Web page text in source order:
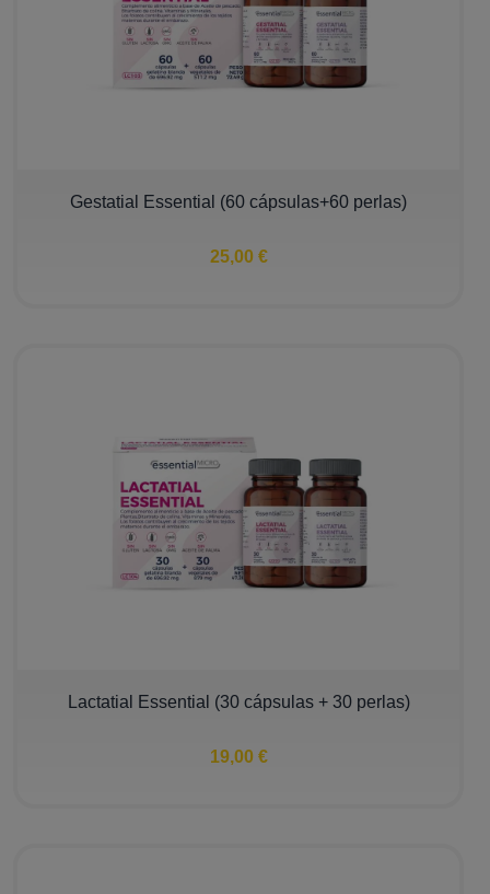
Gestatial Essential (60 cápsulas+60 perlas)
25,00 €
Lactatial Essential (30 cápsulas + 30 perlas)
19,00 €